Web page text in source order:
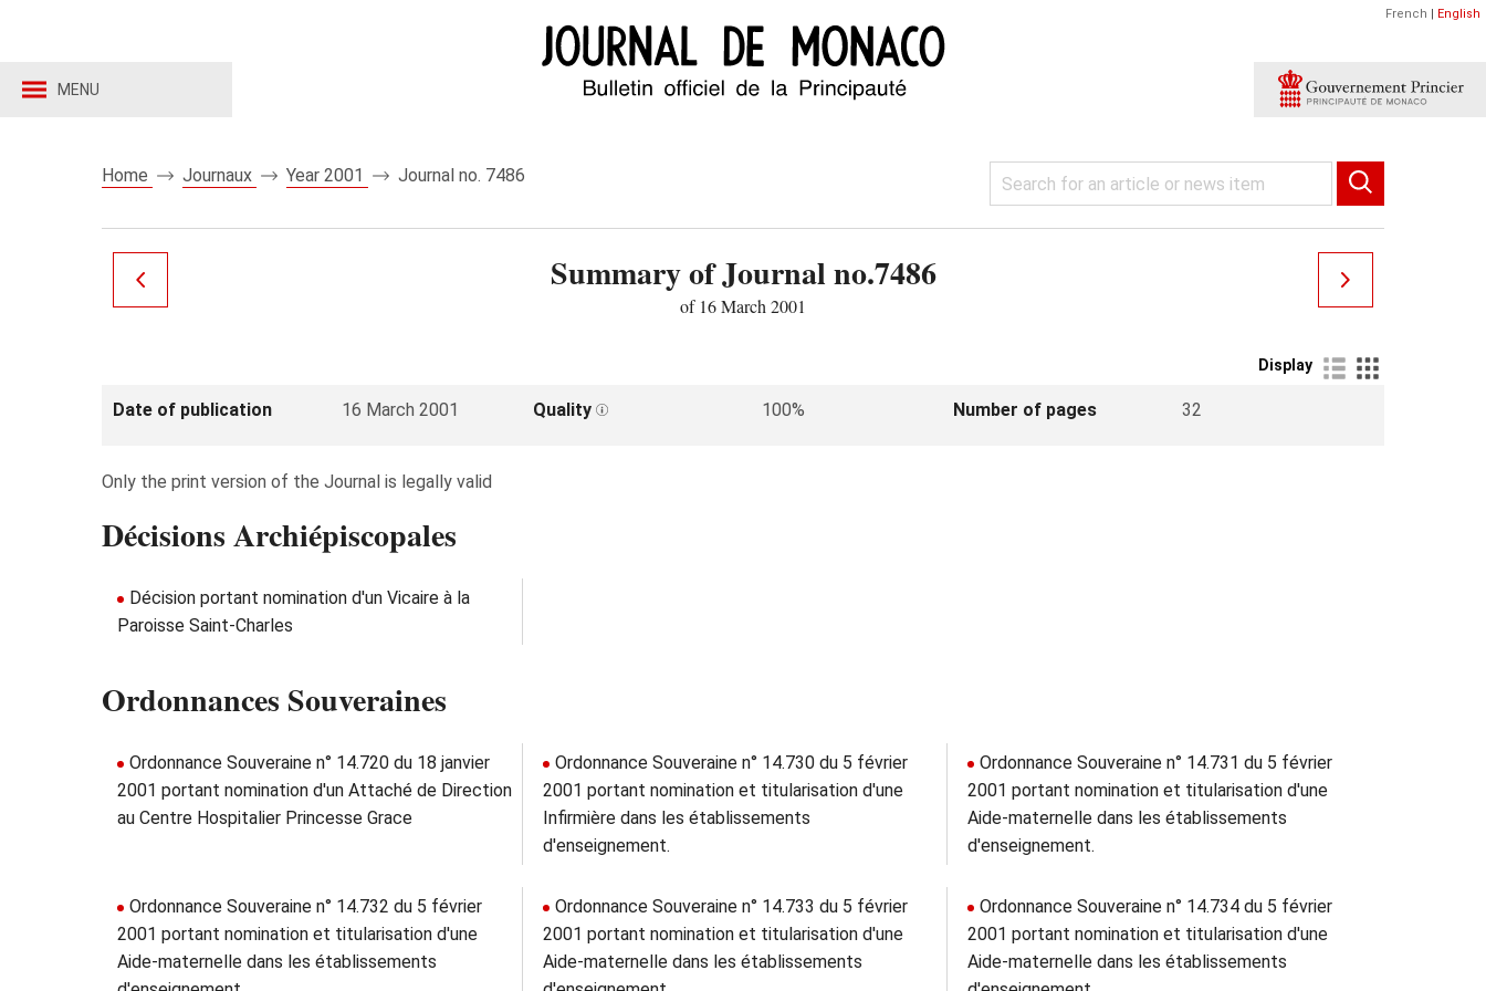
MENU
French | English
Home Journaux Year 2001 Journal no. 7486
Summary of Journal no.7486
of 16 March 2001
Display
Date of publication 16 March 2001 Quality 100% Number of pages 32
Only the print version of the Journal is legally valid
Décisions Archiépiscopales
Décision portant nomination d'un Vicaire à la
Paroisse Saint-Charles
Ordonnances Souveraines
Ordonnance Souveraine n° 14.720 du 18 janvier
2001 portant nomination d'un Attaché de Direction
au Centre Hospitalier Princesse Grace
Ordonnance Souveraine n° 14.730 du 5 février
2001 portant nomination et titularisation d'une
Infirmière dans les établissements
d'enseignement.
Ordonnance Souveraine n° 14.731 du 5 février
2001 portant nomination et titularisation d'une
Aide-maternelle dans les établissements
d'enseignement.
Ordonnance Souveraine n° 14.732 du 5 février
2001 portant nomination et titularisation d'une
Aide-maternelle dans les établissements
Ordonnance Souveraine n° 14.733 du 5 février
2001 portant nomination et titularisation d'une
Aide-maternelle dans les établissements
Ordonnance Souveraine n° 14.734 du 5 février
2001 portant nomination et titularisation d'une
Aide-maternelle dans les établissements